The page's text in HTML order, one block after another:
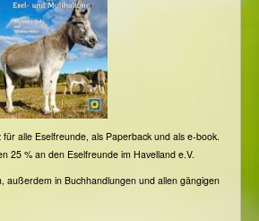
alle Eselfreunde, als Paperback und als e-book.
25 % an den Eselfreunde im Havelland e.V.
außerdem in Buchhandlungen und allen gängigen